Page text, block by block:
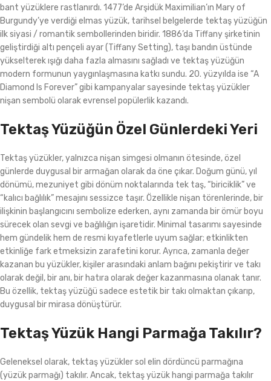
bant yüzüklere rastlanırdı. 1477’de Arşidük Maximilian’ın Mary of
Burgundy’ye verdiği elmas yüzük, tarihsel belgelerde tektaş yüzüğün
ilk siyasi / romantik sembollerinden biridir. 1886’da Tiffany şirketinin
geliştirdiği altı pençeli ayar (Tiffany Setting), taşı bandın üstünde
yükselterek ışığı daha fazla almasını sağladı ve tektaş yüzüğün
modern formunun yaygınlaşmasına katkı sundu. 20. yüzyılda ise “A
Diamond Is Forever” gibi kampanyalar sayesinde tektaş yüzükler
nişan sembolü olarak evrensel popülerlik kazandı.
Tektaş Yüzüğün Özel Günlerdeki Yeri
Tektaş yüzükler, yalnızca nişan simgesi olmanın ötesinde, özel
günlerde duygusal bir armağan olarak da öne çıkar. Doğum günü, yıl
dönümü, mezuniyet gibi dönüm noktalarında tek taş, “biriciklik” ve
“kalıcı bağlılık” mesajını sessizce taşır. Özellikle nişan törenlerinde, bir
ilişkinin başlangıcını sembolize ederken, aynı zamanda bir ömür boyu
sürecek olan sevgi ve bağlılığın işaretidir. Minimal tasarımı sayesinde
hem gündelik hem de resmi kıyafetlerle uyum sağlar; etkinlikten
etkinliğe fark etmeksizin zarafetini korur. Ayrıca, zamanla değer
kazanan bu yüzükler, kişiler arasındaki anlam bağını pekiştirir ve takı
olarak değil, bir anı, bir hatıra olarak değer kazanmasına olanak tanır.
Bu özellik, tektaş yüzüğü sadece estetik bir takı olmaktan çıkarıp,
duygusal bir mirasa dönüştürür.
Tektaş Yüzük Hangi Parmağa Takılır?
Geleneksel olarak, tektaş yüzükler sol elin dördüncü parmağına
(yüzük parmağı) takılır. Ancak, tektaş yüzük hangi parmağa takılır